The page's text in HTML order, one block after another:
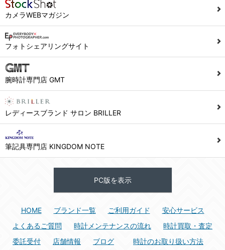
シュッピン株式会社 個人情報相談窓口
Mail：privacy@syuppin.com (受付)
7. ユーザーの義務
(1) 他のユーザー、第三者もしくは弊社の著作権又はその他の権利を侵害する行為、及び侵害する恐れのある行為。
(6) 犯罪的行為、または犯罪的行為に結びつく行為、もしくはその恐れのある行為。
(9) 弊社の企業活動の運営を妨げるような行為、誹謗するような行為。
(12) その他、法令に違反または違反する恐れのある行為。
(13) その他、弊社が不適切と判断する行為。
2) ユーザーは、本サイト及び本サービスの利用により、弊社または第三者が損害を被ったときは、かかる損害を賠償するものとします。
カメラWEBマガジン
フォトシェアリングサイト
腕時計専門店 GMT
レディースブランド サロン BRILLER
筆記具専門店 KINGDOM NOTE
PC版を表示
HOME ブランド一覧 ご利用ガイド
安心サービス
よくあるご質問
時計メンテナンスの流れ
時計買取・査定
委託受付
店舗情報 ブログ 時計のお取り扱い方法